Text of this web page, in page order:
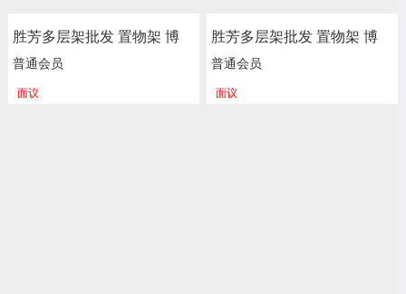
胜芳多层架批发 置物架 博
古架 办公室书架 酒架 储物
架 杂物架 整理架 餐厅饭店
普通会员
面议
胜芳多层架批发 置物架 博
古架 办公室书架 酒架 储物
架 杂物架 整理架 餐厅饭店
普通会员
面议